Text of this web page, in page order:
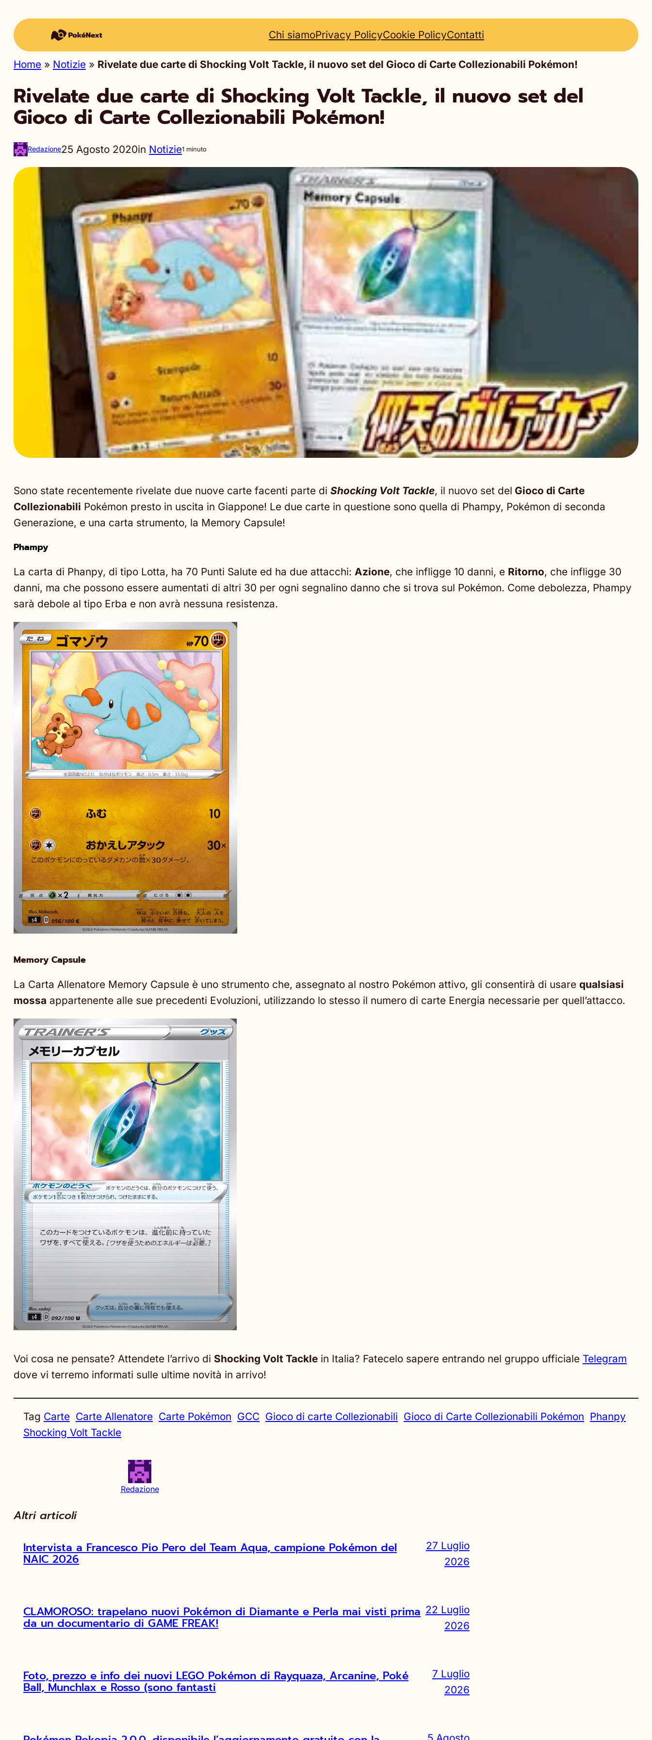
Chi siamoPrivacy PolicyCookie PolicyContatti
Home » Notizie » Rivelate due carte di Shocking Volt Tackle, il nuovo set del Gioco di Carte Collezionabili Pokémon!
Rivelate due carte di Shocking Volt Tackle, il nuovo set del
Gioco di Carte Collezionabili Pokémon!
Redazione25 Agosto 2020in Notizie1 minuto
Sono state recentemente rivelate due nuove carte facenti parte di Shocking Volt Tackle, il nuovo set del Gioco di Carte
Collezionabili Pokémon presto in uscita in Giappone! Le due carte in questione sono quella di Phampy, Pokémon di seconda
Generazione, e una carta strumento, la Memory Capsule!
Phampy
La carta di Phanpy, di tipo Lotta, ha 70 Punti Salute ed ha due attacchi: Azione, che infligge 10 danni, e Ritorno, che infligge 30
danni, ma che possono essere aumentati di altri 30 per ogni segnalino danno che si trova sul Pokémon. Come debolezza, Phampy
sarà debole al tipo Erba e non avrà nessuna resistenza.
Memory Capsule
La Carta Allenatore Memory Capsule è uno strumento che, assegnato al nostro Pokémon attivo, gli consentirà di usare qualsiasi
mossa appartenente alle sue precedenti Evoluzioni, utilizzando lo stesso il numero di carte Energia necessarie per quell’attacco.
Voi cosa ne pensate? Attendete l’arrivo di Shocking Volt Tackle in Italia? Fatecelo sapere entrando nel gruppo ufficiale Telegram
dove vi terremo informati sulle ultime novità in arrivo!
Tag Carte Carte Allenatore Carte Pokémon GCC Gioco di carte Collezionabili Gioco di Carte Collezionabili Pokémon Phanpy
Shocking Volt Tackle
Redazione
Altri articoli
Intervista a Francesco Pio Pero del Team Aqua, campione Pokémon del
NAIC 2026
27 Luglio
2026
CLAMOROSO: trapelano nuovi Pokémon di Diamante e Perla mai visti prima
da un documentario di GAME FREAK!
22 Luglio
2026
Foto, prezzo e info dei nuovi LEGO Pokémon di Rayquaza, Arcanine, Poké
Ball, Munchlax e Rosso (sono fantasti
7 Luglio
2026